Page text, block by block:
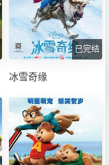
已完结
冰雪奇缘